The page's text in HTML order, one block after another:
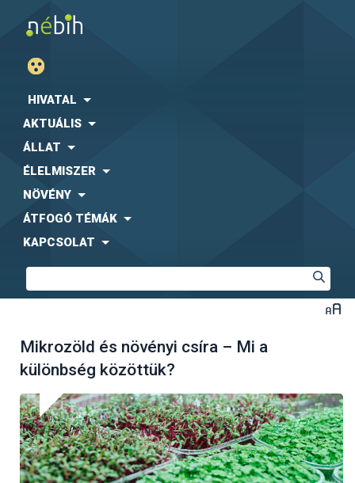
HIVATAL
AKTUÁLIS
ÁLLAT
ÉLELMISZER
NÖVÉNY
ÁTFOGÓ TÉMÁK
KAPCSOLAT
Mikrozöld és növényi csíra – Mi a
különbség közöttük?